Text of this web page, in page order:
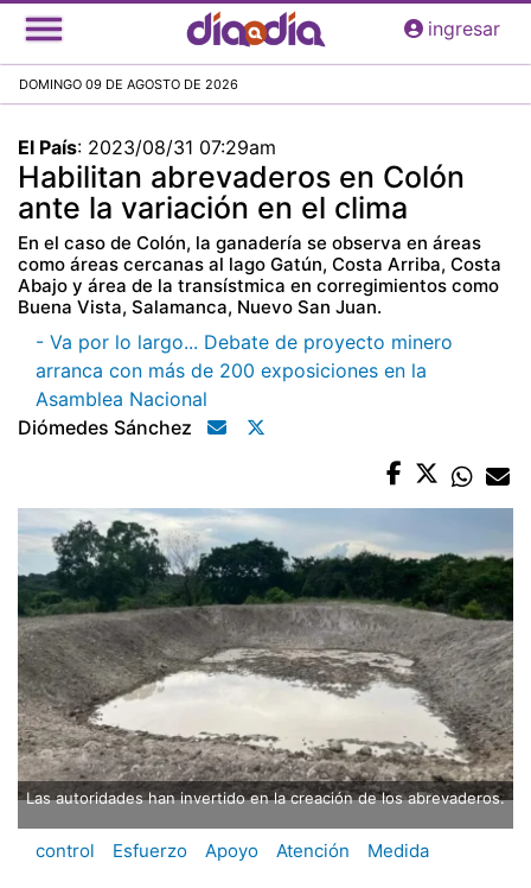
Pasar
al
principal
ingresar
DOMINGO 09 DE AGOSTO DE 2026
El País: 2023/08/31 07:29am
Habilitan abrevaderos en Colón
ante la variación en el clima
En el caso de Colón, la ganadería se observa en áreas
como áreas cercanas al lago Gatún, Costa Arriba, Costa
Abajo y área de la transístmica en corregimientos como
Buena Vista, Salamanca, Nuevo San Juan.
- Va por lo largo... Debate de proyecto minero
arranca con más de 200 exposiciones en la
Asamblea Nacional
Diómedes Sánchez
Las autoridades han invertido en la creación de los abrevaderos.
control Esfuerzo Apoyo Atención Medida